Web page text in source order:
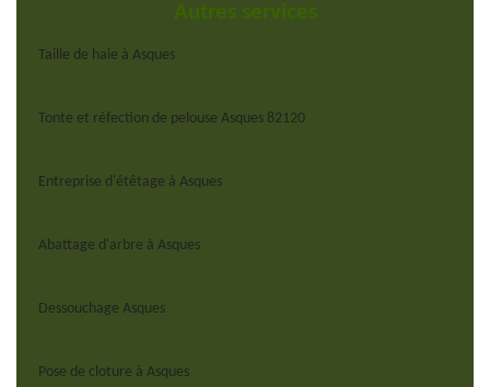
Autres services
Taille de haie à Asques
Tonte et réfection de pelouse Asques 82120
Entreprise d'étêtage à Asques
Abattage d'arbre à Asques
Dessouchage Asques
Pose de cloture à Asques